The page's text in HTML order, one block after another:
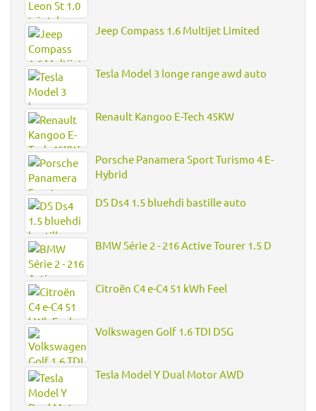
Jeep Compass 1.6 Multijet Limited
Tesla Model 3 longe range awd auto
Renault Kangoo E-Tech 45KW
Porsche Panamera Sport Turismo 4 E-
Hybrid
DS Ds4 1.5 bluehdi bastille auto
BMW Série 2 - 216 Active Tourer 1.5 D
Citroën C4 e-C4 51 kWh Feel
Volkswagen Golf 1.6 TDI DSG
Tesla Model Y Dual Motor AWD